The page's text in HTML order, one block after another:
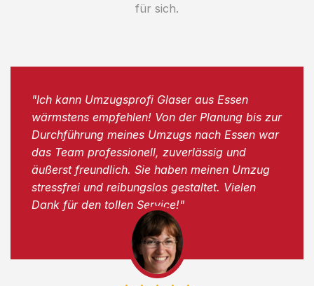
für sich.
"Ich kann Umzugsprofi Glaser aus Essen
wärmstens empfehlen! Von der Planung bis zur
Durchführung meines Umzugs nach Essen war
das Team professionell, zuverlässig und
äußerst freundlich. Sie haben meinen Umzug
stressfrei und reibungslos gestaltet. Vielen
Dank für den tollen Service!"